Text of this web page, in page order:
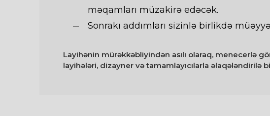
məqamları müzakirə edəcək.
Sonrakı addımları sizinlə birlikdə
Layihənin mürəkkəbliyindən asılı olaraq, menecerlə
layihələri, dizayner və tamamlayıcılarla əlaqələndirilə